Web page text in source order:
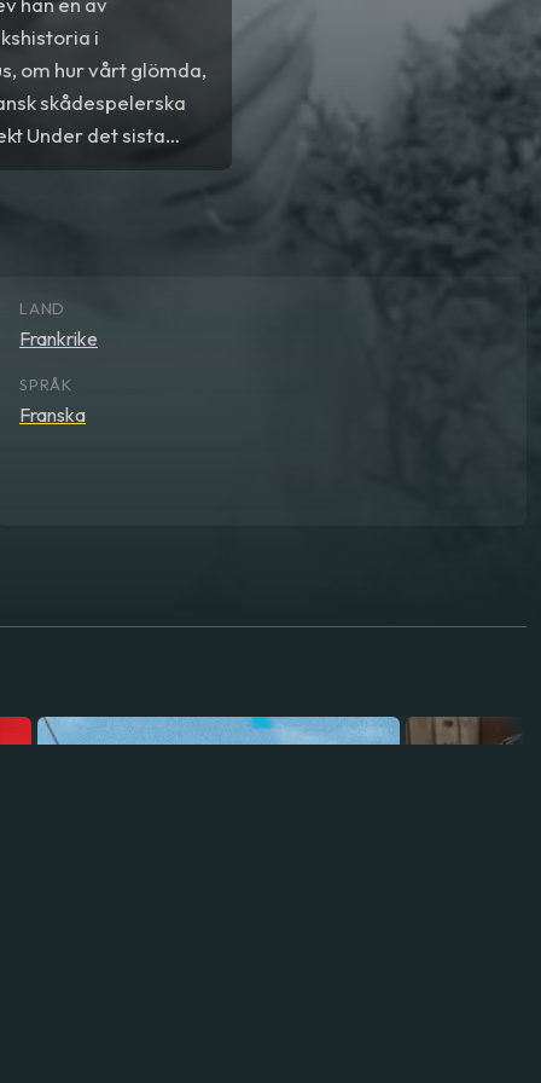
i
om hur vårt glömda,
skådespelerska
Under det sista
och anförtror
LAND
Frankrike
SPRÅK
Franska